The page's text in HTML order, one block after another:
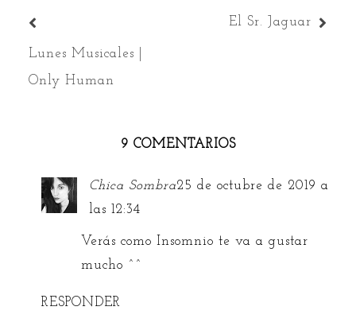
Lunes Musicales |
Only Human
El Sr. Jaguar
9 COMENTARIOS
Chica Sombra25 de octubre de 2019 a
las 12:34
Verás como Insomnio te va a gustar
mucho ^^
RESPONDER